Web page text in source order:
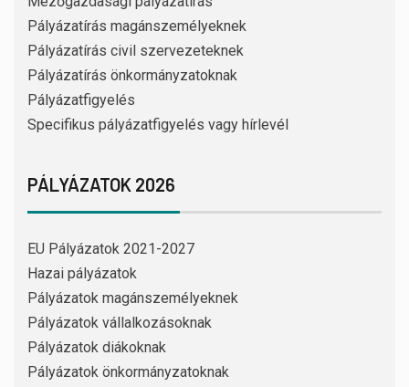
Pályázatírás magánszemélyeknek
Pályázatírás civil szervezeteknek
Pályázatírás önkormányzatoknak
Pályázatfigyelés
Specifikus pályázatfigyelés vagy hírlevél
PÁLYÁZATOK 2026
EU Pályázatok 2021-2027
Hazai pályázatok
Pályázatok magánszemélyeknek
Pályázatok vállalkozásoknak
Pályázatok diákoknak
Pályázatok önkormányzatoknak